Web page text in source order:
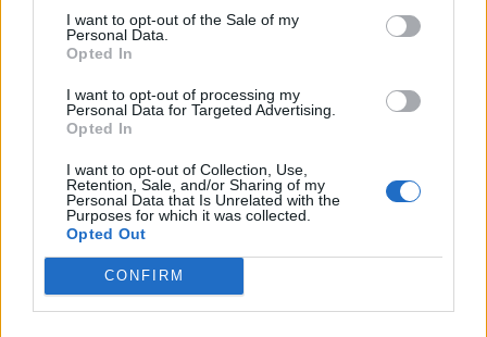
I want to opt-out of the Sale of my
Personal Data.
Opted In
I want to opt-out of processing my
Personal Data for Targeted Advertising.
Opted In
I want to opt-out of Collection, Use,
Retention, Sale, and/or Sharing of my
Personal Data that Is Unrelated with the
Purposes for which it was collected.
Opted Out
CONFIRM
Sütibeállítások
Médiatér
Liget
Krónika
Bihari Napló
Erdélyi Napló
Főtér